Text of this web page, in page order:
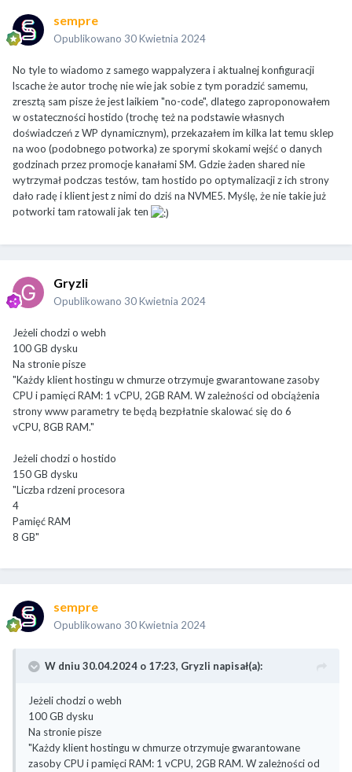
sempre
Opublikowano 30 Kwietnia 2024
No tyle to wiadomo z samego wappalyzera i aktualnej konfiguracji
lscache że autor trochę nie wie jak sobie z tym poradzić samemu,
zresztą sam pisze że jest laikiem "no-code", dlatego zaproponowałem
w ostateczności hostido (trochę też na podstawie własnych
doświadczeń z WP dynamicznym), przekazałem im kilka lat temu sklep
na woo (podobnego potworka) ze sporymi skokami wejść o danych
godzinach przez promocje kanałami SM. Gdzie żaden shared nie
wytrzymał podczas testów, tam hostido po optymalizacji z ich strony
dało radę i klient jest z nimi do dziś na NVME5. Myślę, że nie takie już
potworki tam ratowali jak ten
Gryzli
Opublikowano 30 Kwietnia 2024
Jeżeli chodzi o webh
100 GB dysku
Na stronie pisze
"Każdy klient hostingu w chmurze otrzymuje gwarantowane zasoby
CPU i pamięci RAM: 1 vCPU, 2GB RAM. W zależności od obciążenia
strony www parametry te będą bezpłatnie skalować się do 6
vCPU, 8GB RAM."
Jeżeli chodzi o hostido
150 GB dysku
"Liczba rdzeni procesora
4
Pamięć RAM
8 GB"
sempre
Opublikowano 30 Kwietnia 2024
W dniu 30.04.2024 o 17:23, Gryzli napisał(a):
Jeżeli chodzi o webh
100 GB dysku
Na stronie pisze
"Każdy klient hostingu w chmurze otrzymuje gwarantowane
zasoby CPU i pamięci RAM: 1 vCPU, 2GB RAM. W zależności od